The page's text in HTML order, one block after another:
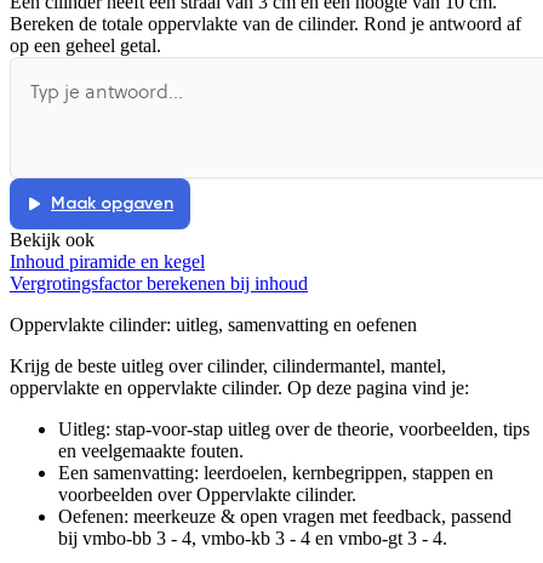
De uitleg gaat te langzaam
De uitleg gaat te snel
Bereken de totale oppervlakte van de cilinder. Rond je antwoord af
op een geheel getal.
Maak opgaven
Bekijk ook
Inhoud piramide en kegel
Vergrotingsfactor berekenen bij inhoud
Oppervlakte cilinder: uitleg, samenvatting en oefenen
Krijg de beste uitleg over cilinder, cilindermantel, mantel,
oppervlakte en oppervlakte cilinder. Op deze pagina vind je:
Uitleg: stap-voor-stap uitleg over de theorie, voorbeelden, tips
en veelgemaakte fouten.
Een samenvatting: leerdoelen, kernbegrippen, stappen en
voorbeelden overOppervlakte cilinder.
Oefenen: meerkeuze & open vragen met feedback, passend
bij vmbo-bb 3 - 4, vmbo-kb 3 - 4 en vmbo-gt 3 - 4.